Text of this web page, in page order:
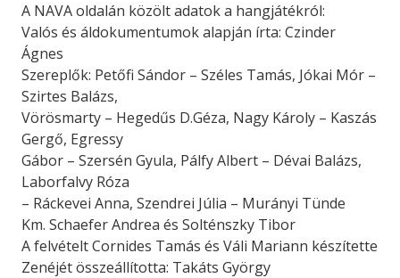
A NAVA oldalán közölt adatok a hangjátékról:
Valós és áldokumentumok alapján írta: Czinder
Ágnes
Szereplők: Petőfi Sándor – Széles Tamás, Jókai Mór –
Szirtes Balázs,
Vörösmarty – Hegedűs D.Géza, Nagy Károly – Kaszás
Gergő, Egressy
Gábor – Szersén Gyula, Pálfy Albert – Dévai Balázs,
Laborfalvy Róza
– Ráckevei Anna, Szendrei Júlia – Murányi Tünde
Km. Schaefer Andrea és Solténszky Tibor
A felvételt Cornides Tamás és Váli Mariann készítette
Zenéjét összeállította: Takáts György